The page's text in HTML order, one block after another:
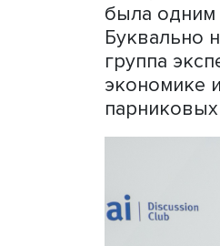
сессии
Диалог
была